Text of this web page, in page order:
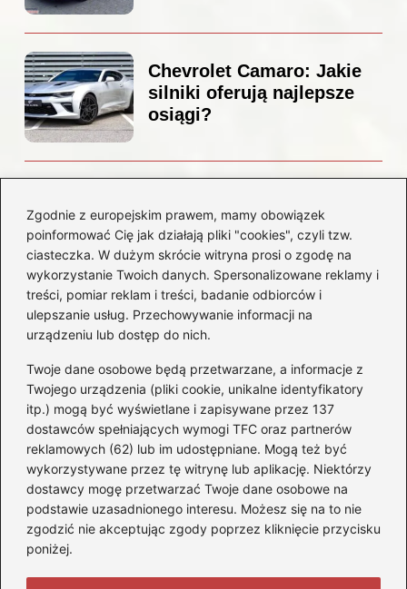
Zgodnie z europejskim prawem, mamy obowiązek
poinformować Cię jak działają pliki "cookies", czyli tzw.
ciasteczka. W dużym skrócie witryna prosi o zgodę na
wykorzystanie Twoich danych. Spersonalizowane reklamy i
treści, pomiar reklam i treści, badanie odbiorców i
ulepszanie usług. Przechowywanie informacji na
urządzeniu lub dostęp do nich.
Twoje dane osobowe będą przetwarzane, a informacje z
Twojego urządzenia (pliki cookie, unikalne identyfikatory
itp.) mogą być wyświetlane i zapisywane przez 137
dostawców spełniających wymogi TFC oraz partnerów
reklamowych (62) lub im udostępniane. Mogą też być
wykorzystywane przez tę witrynę lub aplikację. Niektórzy
dostawcy mogę przetwarzać Twoje dane osobowe na
podstawie uzasadnionego interesu. Możesz się na to nie
zgodzić nie akceptując zgody poprzez kliknięcie przycisku
poniżej.
Chevrolet Camaro: Jakie
silniki oferują najlepsze
osiągi?
Odkryj przyczyny i
rozwiązania dla Twojego
silnika
Kategorie
Akumulatory (85)
Benzyna i Diesel (80)
Motocykle(50)
Opony(77)
Prawo jazdy(65)
Quady(2)
Samochody(242)
Silniki(86)